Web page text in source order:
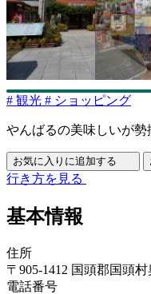
# 観光 # ショッピング
やんばるの美味しいが勢
お気に入りに追加する
行き方を見る
基本情報
住所
〒905-1412 国頭郡国頭村
電話番号